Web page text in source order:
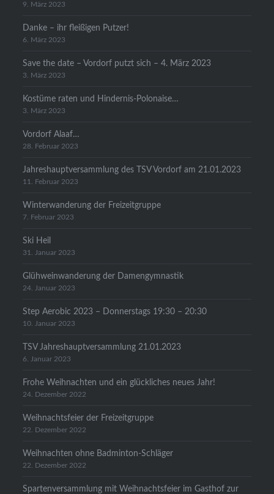
9. März 2023
Danke – ihr fleißigen Putzer!
6. März 2023
Save the date – Vordorf putzt sich – 4. März 2023
3. März 2023
Kostüme raten und Hindernis-Polonaise…
3. März 2023
Vordorf Alaaf…
28. Februar 2023
Jahreshauptversammlung des TSV Vordorf am 21.01.2023
11. Februar 2023
Winterwanderung der Freizeitgruppe
7. Februar 2023
Ski Heil
31. Januar 2023
Glühweinwanderung der Damengymnastik
24. Januar 2023
Step Aerobic 2023 – Donnerstags 19:30 – 20:30
10. Januar 2023
TSV Jahreshauptversammlung 21.01.2023
6. Januar 2023
Frohe Weihnachten und ein glückliches neues Jahr!
24. Dezember 2022
Weihnachtsfeier der Freizeitgruppe
22. Dezember 2022
Weihnachten ohne Badminton-Schläger
22. Dezember 2022
Spartenversammlung mit Weihnachtsfeier im Gasthof zur